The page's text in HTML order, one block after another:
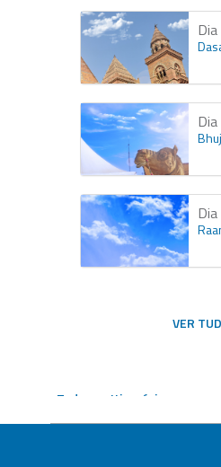
VER
Todos os Itinerários
Entre em contato para